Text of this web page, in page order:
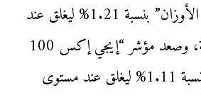
إكس 70 متساوي الأوزان” بنسبة 1.21% ليغلق عند
مستوى 6334 نقطة، وصعد مؤشر “إيجي إكس 100
متساوي الأوزان” بنسبة 1.11% ليغلق عند مستوى